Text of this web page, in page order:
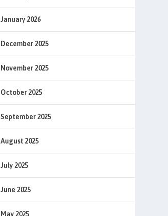
January 2026
December 2025
November 2025
October 2025
September 2025
August 2025
July 2025
June 2025
May 2025